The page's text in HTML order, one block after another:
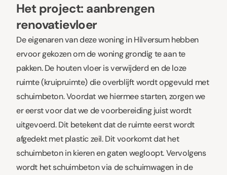
Het project: aanbrengen
renovatievloer
De eigenaren van deze woning in Hilversum hebben
ervoor gekozen om de woning grondig te aan te
pakken. De houten vloer is verwijderd en de loze
ruimte (kruipruimte) die overblijft wordt opgevuld met
schuimbeton. Voordat we hiermee starten, zorgen we
er eerst voor dat we de voorbereiding juist wordt
uitgevoerd. Dit betekent dat de ruimte eerst wordt
afgedekt met plastic zeil. Dit voorkomt dat het
schuimbeton in kieren en gaten wegloopt. Vervolgens
wordt het schuimbeton via de schuimwagen in de